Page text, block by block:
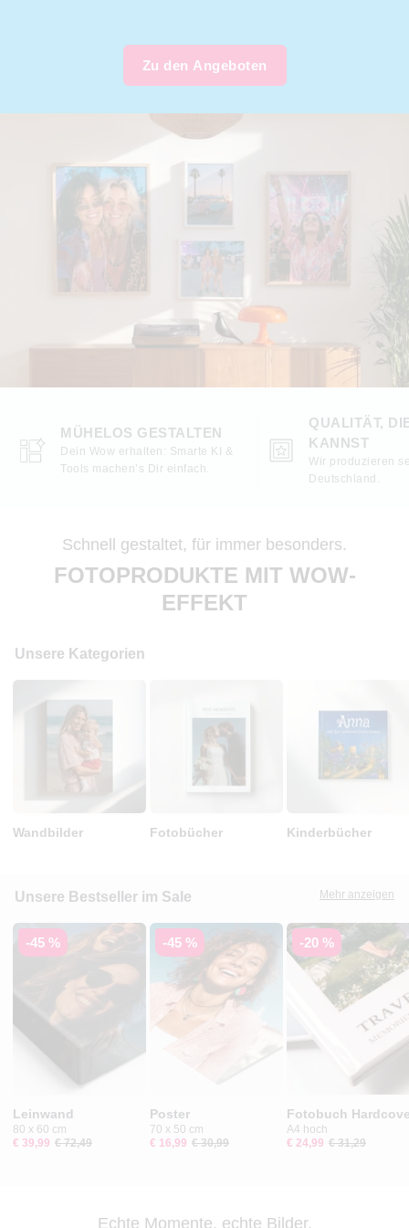
Zu den Angeboten
MÜHELOS GESTALTEN
Dein Wow erhalten: Smarte KI &
Tools machen’s Dir einfach.
QUALITÄT,
KANNST
Wir produzieren
Deutschland.
Schnell gestaltet, für immer besonders.
FOTOPRODUKTE MIT WOW-
EFFEKT
Unsere Kategorien
Wandbilder Fotobücher Kinderbücher
Unsere Bestseller im Sale Mehr anzeigen
-45 %
Leinwand
80 x 60 cm
€ 39,99 € 72,49
-45 %
Poster
70 x 50 cm
€ 16,99 € 30,99
-20 %
Fotobuch
A4 hoch
€ 24,99 € 31,29
Echte Momente, echte Bilder.